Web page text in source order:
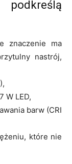
znaczenie ma
nastrój,
W LED,
barw (CRI
które nie